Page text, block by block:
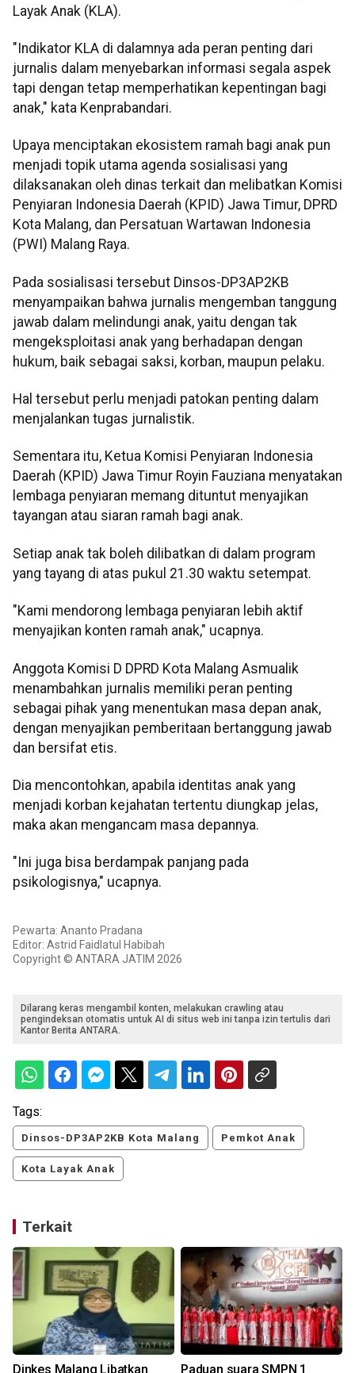
Layak Anak (KLA).
"Indikator KLA di dalamnya ada peran penting dari
jurnalis dalam menyebarkan informasi segala aspek
tapi dengan tetap memperhatikan kepentingan bagi
anak," kata Kenprabandari.
Upaya menciptakan ekosistem ramah bagi anak pun
menjadi topik utama agenda sosialisasi yang
dilaksanakan oleh dinas terkait dan melibatkan Komisi
Penyiaran Indonesia Daerah (KPID) Jawa Timur, DPRD
Kota Malang, dan Persatuan Wartawan Indonesia
(PWI) Malang Raya.
Pada sosialisasi tersebut Dinsos-DP3AP2KB
menyampaikan bahwa jurnalis mengemban tanggung
jawab dalam melindungi anak, yaitu dengan tak
mengeksploitasi anak yang berhadapan dengan
hukum, baik sebagai saksi, korban, maupun pelaku.
Hal tersebut perlu menjadi patokan penting dalam
menjalankan tugas jurnalistik.
Sementara itu, Ketua Komisi Penyiaran Indonesia
Daerah (KPID) Jawa Timur Royin Fauziana menyatakan
lembaga penyiaran memang dituntut menyajikan
tayangan atau siaran ramah bagi anak.
Setiap anak tak boleh dilibatkan di dalam program
yang tayang di atas pukul 21.30 waktu setempat.
"Kami mendorong lembaga penyiaran lebih aktif
menyajikan konten ramah anak," ucapnya.
Anggota Komisi D DPRD Kota Malang Asmualik
menambahkan jurnalis memiliki peran penting
sebagai pihak yang menentukan masa depan anak,
dengan menyajikan pemberitaan bertanggung jawab
dan bersifat etis.
Dia mencontohkan, apabila identitas anak yang
menjadi korban kejahatan tertentu diungkap jelas,
maka akan mengancam masa depannya.
"Ini juga bisa berdampak panjang pada
psikologisnya," ucapnya.
Pewarta: Ananto Pradana
Editor: Astrid Faidlatul Habibah
Copyright © ANTARA JATIM 2026
Dilarang keras mengambil konten, melakukan crawling atau
pengindeksan otomatis untuk AI di situs web ini tanpa izin tertulis dari
Kantor Berita ANTARA.
Tags:
Dinsos-DP3AP2KB Kota Malang Pemkot Anak
Kota Layak Anak
Terkait
Dinkes Malang Libatkan Paduan suara SMPN 1